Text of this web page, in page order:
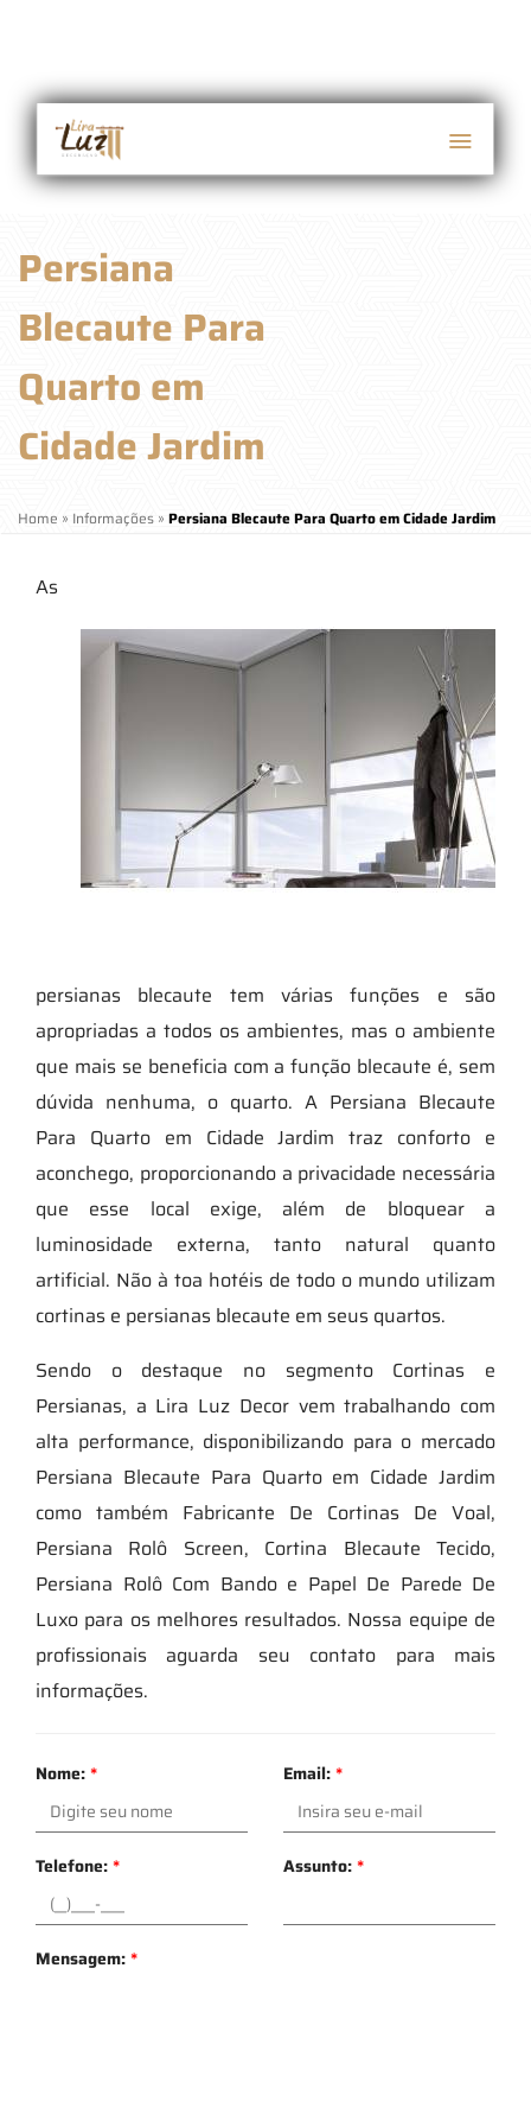
Persiana
Blecaute Para
Quarto em
Cidade Jardim
Home » Informações » Persiana Blecaute Para Quarto em Cidade Jardim
As
persianas blecaute tem várias funções e são
apropriadas a todos os ambientes, mas o ambiente
que mais se beneficia com a função blecaute é, sem
dúvida nenhuma, o quarto. A Persiana Blecaute
Para Quarto em Cidade Jardim traz conforto e
aconchego, proporcionando a privacidade necessária
que esse local exige, além de bloquear a
luminosidade externa, tanto natural quanto
artificial. Não à toa hotéis de todo o mundo utilizam
cortinas e persianas blecaute em seus quartos.
Sendo o destaque no segmento Cortinas e
Persianas, a Lira Luz Decor vem trabalhando com
alta performance, disponibilizando para o mercado
Persiana Blecaute Para Quarto em Cidade Jardim
como também Fabricante De Cortinas De Voal,
Persiana Rolô Screen, Cortina Blecaute Tecido,
Persiana Rolô Com Bando e Papel De Parede De
Luxo para os melhores resultados. Nossa equipe de
profissionais aguarda seu contato para mais
informações.
Nome:* Email:*
Telefone:* Assunto:*
Mensagem:*